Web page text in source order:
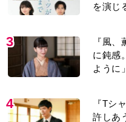
を演じ
3
『風
に鈍感
ように」
4
『Tシ
許しあ